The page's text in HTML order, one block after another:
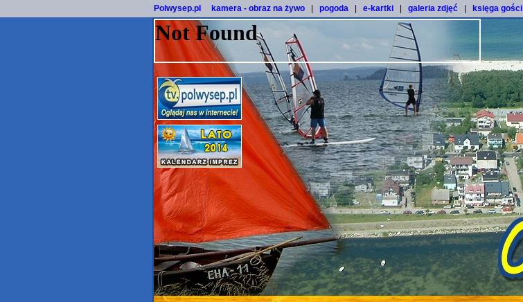
Polwysep.pl kamera - obraz na żywo pogoda e-kartki galeria zdjęć księga gości